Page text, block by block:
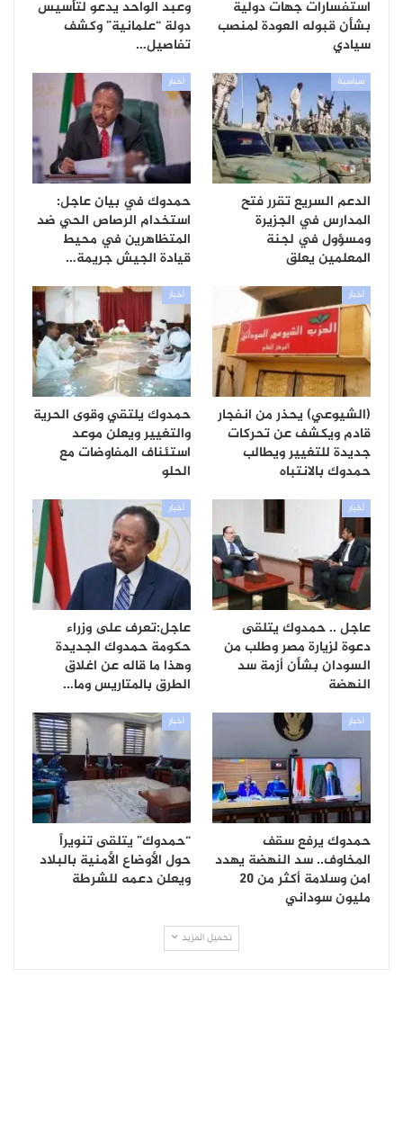
استفسارات جهات دولية
بشأن قبوله العودة لمنصب
سيادي
وعبد الواحد يدعو لتأسيس
دولة “علمانية” وكشف
تفاصيل…
سياسية
الدعم السريع تقرر فتح
المدارس في الجزيرة
ومسؤول في لجنة
المعلمين يعلق
أخبار
حمدوك في بيان عاجل:
استخدام الرصاص الحي ضد
المتظاهرين في محيط
قيادة الجيش جريمة…
أخبار
(الشيوعي) يحذر من انفجار
قادم ويكشف عن تحركات
جديدة للتغيير ويطالب
حمدوك بالانتباه
أخبار
حمدوك يلتقي وقوى الحرية
والتغيير ويعلن موعد
استئناف المفاوضات مع
الحلو
أخبار
عاجل .. حمدوك يتلقى
دعوة لزيارة مصر وطلب من
السودان بشأن أزمة سد
النهضة
أخبار
عاجل:تعرف على وزراء
حكومة حمدوك الجديدة
وهذا ما قاله عن اغلاق
الطرق بالمتاريس وما…
أخبار
حمدوك يرفع سقف
المخاوف.. سد النهضة يهدد
امن وسلامة أكثر من 20
مليون سوداني
أخبار
“حمدوك” يتلقى تنويراً
حول الأوضاع الأمنية بالبلاد
ويعلن دعمه للشرطة
تحميل المزيد